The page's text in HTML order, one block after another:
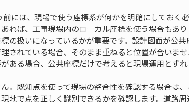
には、現場で使う座標系が何かを明確にしておく
れば、工事現場内のローカル座標を使う場合もあ
の扱いになっているかが重要です。設計図面が公
されている場合、そのまま重ねると位置が合いま
ある場合、公共座標だけで考えると現場運用とずれ
。既知点を使って現場の整合性を確認する場合は、
地で点を正しく識別できるかを確認します。道路周